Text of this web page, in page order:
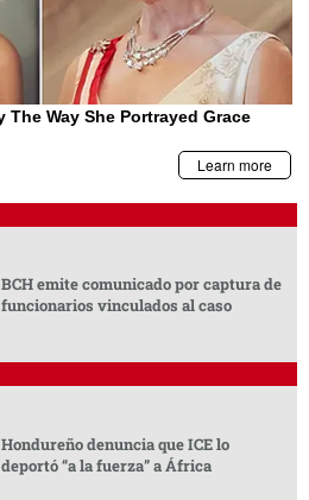
BCH emite comunicado por captura de
funcionarios vinculados al caso
Hondureño denuncia que ICE lo
deportó “a la fuerza” a África